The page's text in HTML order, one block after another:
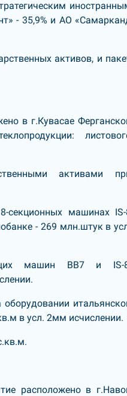
- 35,9% и АО
активов, и
в г.Кувасае
активами
секционных машинах IS-
- 269 млн.штук в
машин ВВ7 и IS-
оборудовании
в усл. 2мм исчислении.
расположено в